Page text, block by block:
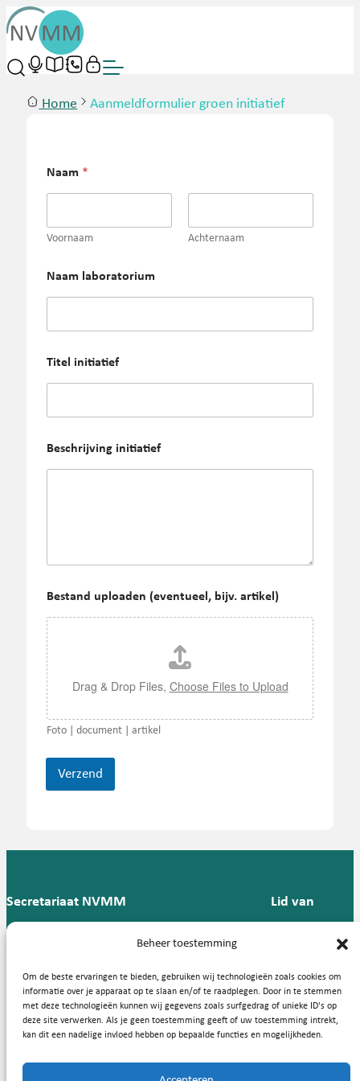
Beheer toestemming
Om de beste ervaringen te bieden, gebruiken wij technologieën zoals cookies om
informatie over je apparaat op te slaan en/of te raadplegen. Door in te stemmen
met deze technologieën kunnen wij gegevens zoals surfgedrag of unieke ID's op
deze site verwerken. Als je geen toestemming geeft of uw toestemming intrekt,
kan dit een nadelige invloed hebben op bepaalde functies en mogelijkheden.
Home Aanmeldformulier groen initiatief
Naam *
Voornaam Achternaam
Naam laboratorium
Titel initiatief
e
s
n
*
i
n
i
t
i
a
t
e
Beschrijving initiatief
Bestand uploaden (eventueel, bijv. artikel)
Drag & Drop Files, Choose Files to Upload
Foto | document | artikel
Verzend
Secretariaat NVMM
Groningen
T: 088 -
57
Lid van
Handige links